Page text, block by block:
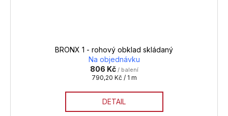
BRONX 1 - rohový obklad skládaný
Na objednávku
806 Kč / balení
Měrná
790,20 Kč / 1 m
DETAIL